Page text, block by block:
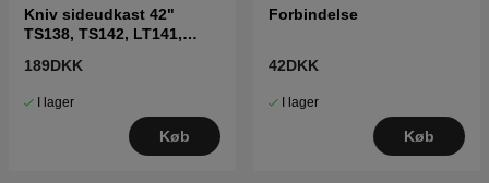
Kniv sideudkast 42"
TS138, TS142, LT141,
189DKK
I lager
Køb
Forbindelse
42DKK
I lager
Køb